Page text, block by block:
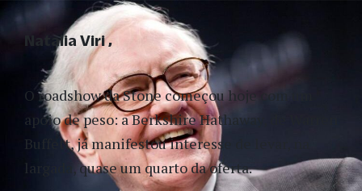
O roadshow da Stone começou hoje com um
apoio de peso: a Berkshire Hathaway, de Warren
Buffett, já manifestou interesse de levar, na
largada, quase um quarto da oferta.
Natalia Viri